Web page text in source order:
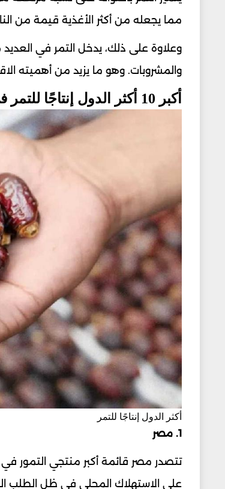
مما يجعله من أكثر الأغذية قيمة من
وعلاوة على ذلك، يدخل التمر في العديد
والمشروبات. وهو ما يزيد من أهميته
أكبر 10 أكثر الدول إنتاجًا للتمر في العالم 2026
أكثر الدول إنتاجًا للتمر
1. مصر
على الاستهلاك المحلي في ظل الطلب